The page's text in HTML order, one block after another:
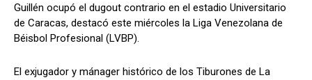
Guillén ocupó el dugout contrario en el estadio Universitario
de Caracas, destacó este miércoles la Liga Venezolana de
Béisbol Profesional (LVBP).
El exjugador y mánager histórico de los Tiburones de La